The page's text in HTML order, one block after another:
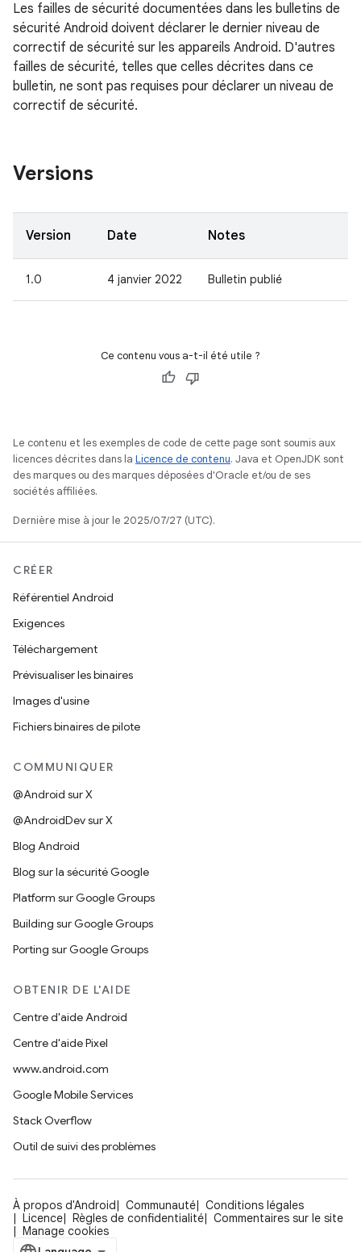
Les failles de sécurité documentées dans les bulletins de
sécurité Android doivent déclarer le dernier niveau de
correctif de sécurité sur les appareils Android. D'autres
failles de sécurité, telles que celles décrites dans ce
bulletin, ne sont pas requises pour déclarer un niveau de
correctif de sécurité.
Versions
Version Date Notes
1.0 4 janvier 2022 Bulletin publié
Ce contenu vous a-t-il été utile ?
Le contenu et les exemples de code de cette page sont soumis aux
licences décrites dans la Licence de contenu. Java et OpenJDK sont
des marques ou des marques déposées d'Oracle et/ou de ses
sociétés affiliées.
Dernière mise à jour le 2025/07/27 (UTC).
CRÉER
Référentiel Android
Exigences
Téléchargement
Prévisualiser les binaires
Images d'usine
Fichiers binaires de pilote
COMMUNIQUER
@Android sur X
@AndroidDev sur X
Blog Android
Blog sur la sécurité Google
Platform sur Google Groups
Building sur Google Groups
Porting sur Google Groups
OBTENIR DE L'AIDE
Centre d'aide Android
Centre d'aide Pixel
www.android.com
Google Mobile Services
Stack Overflow
Outil de suivi des problèmes
À propos d'Android Communauté
Conditions légales
Licence
Règles de confidentialité
Commentaires sur le site
Manage cookies